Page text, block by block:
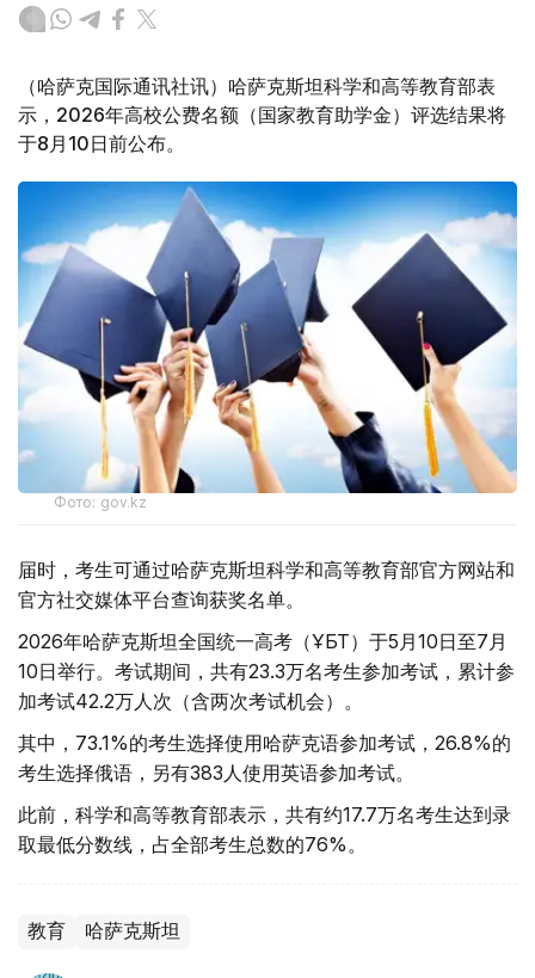
（哈萨克国际通讯社讯）哈萨克斯坦科学和高等教育部表
示，2026年高校公费名额（国家教育助学金）评选结果将
于8月10日前公布。
Фото: gov.kz
届时，考生可通过哈萨克斯坦科学和高等教育部官方网站和
官方社交媒体平台查询获奖名单。
2026年哈萨克斯坦全国统一高考（ҰБТ）于5月10日至7月
10日举行。考试期间，共有23.3万名考生参加考试，累计参
加考试42.2万人次（含两次考试机会）。
其中，73.1%的考生选择使用哈萨克语参加考试，26.8%的
考生选择俄语，另有383人使用英语参加考试。
此前，科学和高等教育部表示，共有约17.7万名考生达到录
取最低分数线，占全部考生总数的76%。
教育 哈萨克斯坦